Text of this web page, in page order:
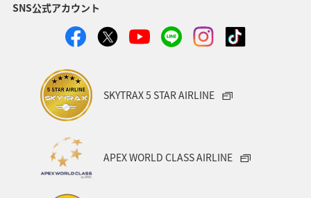
熊本県 愛媛県
愛知県 大阪府 兵庫県
お祭り・イベント
バンコク
アメリカ・カナダ・中南米
マリンスポーツ
SNS公式アカウント
SKYTRAX 5 STAR AIRLINE
APEX WORLD CLASS AIRLINE